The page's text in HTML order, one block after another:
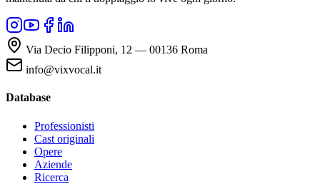
Via Decio Filipponi, 12 — 00136 Roma
info@vixvocal.it
Database
Professionisti
Cast originali
Opere
Aziende
Ricerca